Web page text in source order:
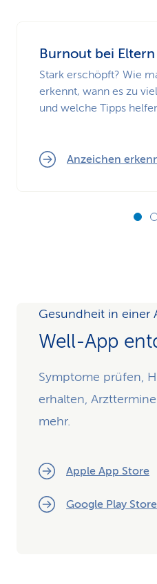
Burnout bei Eltern
Stark erschöpft? Wie
erkennt, wann es zu
und welche Tipps
Anzeichen
Gesundheit in einer
Well-App
Symptome prüfen,
erhalten,
mehr.
Apple App Store
Google Play Store